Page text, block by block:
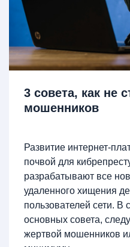
3 совета, как не
мошенников
Развитие интернет-
почвой для
разрабатывают все
удаленного хищения
пользователей сети. В
основных совета,
жертвой мошенников